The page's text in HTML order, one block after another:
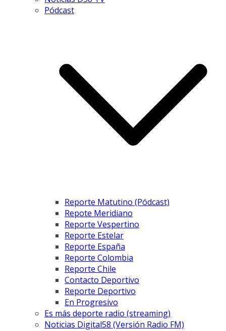
Pódcast
Reporte Matutino (Pódcast)
Repote Meridiano
Reporte Vespertino
Reporte Estelar
Reporte España
Reporte Colombia
Reporte Chile
Contacto Deportivo
Reporte Deportivo
En Progresivo
Es más deporte radio (streaming)
Noticias Digital58 (Versión Radio FM)